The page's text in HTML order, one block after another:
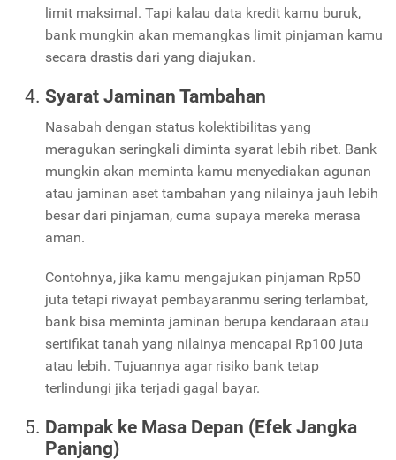
limit maksimal. Tapi kalau data kredit kamu buruk,
bank mungkin akan memangkas limit pinjaman kamu
secara drastis dari yang diajukan.
Syarat Jaminan Tambahan
Nasabah dengan status kolektibilitas yang
meragukan seringkali diminta syarat lebih ribet. Bank
mungkin akan meminta kamu menyediakan agunan
atau jaminan aset tambahan yang nilainya jauh lebih
besar dari pinjaman, cuma supaya mereka merasa
aman.
Contohnya, jika kamu mengajukan pinjaman Rp50
juta tetapi riwayat pembayaranmu sering terlambat,
bank bisa meminta jaminan berupa kendaraan atau
sertifikat tanah yang nilainya mencapai Rp100 juta
atau lebih. Tujuannya agar risiko bank tetap
terlindungi jika terjadi gagal bayar.
Dampak ke Masa Depan (Efek Jangka
Panjang)